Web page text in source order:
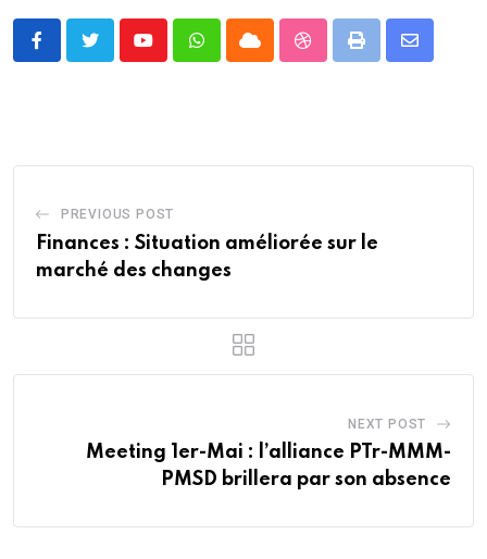
YoutubeWhatsappCloud StumbleUpon
Print
Share
PREVIOUS POST
Finances : Situation améliorée sur le
marché des changes
NEXT POST
Meeting 1er-Mai : l’alliance PTr-MMM-
PMSD brillera par son absence